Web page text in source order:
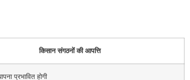
किसान संगठनों की आपत्ति
प्रभावित होगी